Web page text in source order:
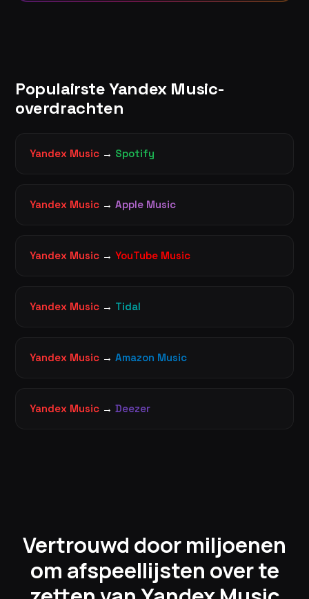
Populairste Yandex Music-
overdrachten
Yandex Music → Spotify
Yandex Music → Apple Music
Yandex Music → YouTube Music
Yandex Music → Tidal
Yandex Music → Amazon Music
Yandex Music → Deezer
Vertrouwd door miljoenen
om afspeellijsten over te